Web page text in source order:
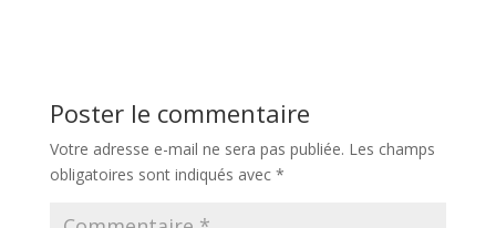
Poster le commentaire
Votre adresse e-mail ne sera pas publiée. Les champs
obligatoires sont indiqués avec *